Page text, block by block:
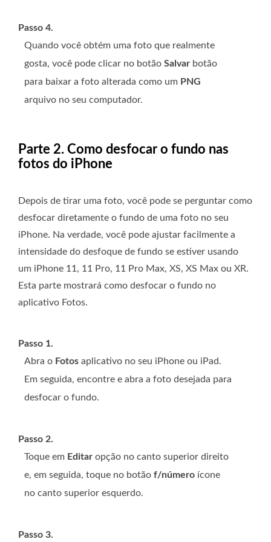
Passo 4.
Quando você obtém uma foto que realmente
gosta, você pode clicar no botão Salvar botão
para baixar a foto alterada como um PNG
arquivo no seu computador.
Parte 2. Como desfocar o fundo nas
fotos do iPhone
Depois de tirar uma foto, você pode se perguntar como
desfocar diretamente o fundo de uma foto no seu
iPhone. Na verdade, você pode ajustar facilmente a
intensidade do desfoque de fundo se estiver usando
um iPhone 11, 11 Pro, 11 Pro Max, XS, XS Max ou XR.
Esta parte mostrará como desfocar o fundo no
aplicativo Fotos.
Passo 1.
Abra o Fotos aplicativo no seu iPhone ou iPad.
Em seguida, encontre e abra a foto desejada para
desfocar o fundo.
Passo 2.
Toque em Editar opção no canto superior direito
e, em seguida, toque no botão f/número ícone
no canto superior esquerdo.
Passo 3.